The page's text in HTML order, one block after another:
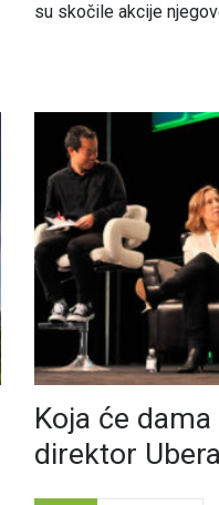
su skočile akcije
Koja će
direktor Ubera